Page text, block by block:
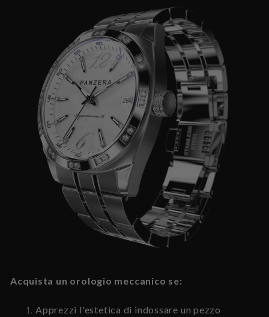
Acquista un orologio meccanico se:
Apprezzi l'estetica di indossare un pezzo